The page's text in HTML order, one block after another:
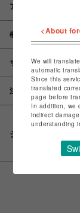
アイテム説明 / 素材
概要
サイズ
注意事項
シェアする
<About
We will
automatic
Since this
translated
page before
In addition, we
indirect
understanding